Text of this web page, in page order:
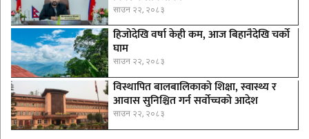
साउन २२, २०८३
हिजोदेखि वर्षा केही कम, आज बिहानैदेखि चर्को
घाम
साउन २२, २०८३
विस्थापित बालबालिकाको शिक्षा, स्वास्थ्य र
आवास सुनिश्चित गर्न सर्वोच्चको आदेश
साउन २२, २०८३